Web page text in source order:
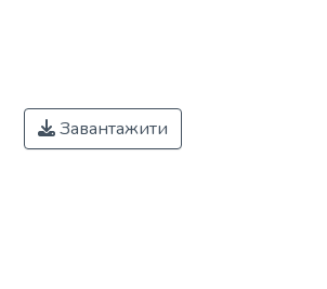
Завантажити